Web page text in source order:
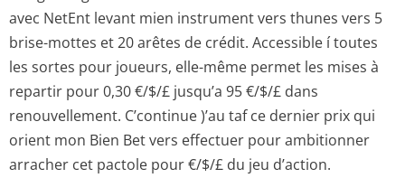
avec NetEnt levant mien instrument vers thunes vers 5
brise-mottes et 20 arêtes de crédit. Accessible í toutes
les sortes pour joueurs, elle-même permet les mises à
repartir pour 0,30 €/$/£ jusqu’a 95 €/$/£ dans
renouvellement. C’continue )’au taf ce dernier prix qui
orient mon Bien Bet vers effectuer pour ambitionner
arracher cet pactole pour €/$/£ du jeu d’action.